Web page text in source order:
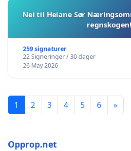
Nei til Heiane Sør
regnskogen!
259 signaturer
22 Signeringer / 30 dager
26 May 2026
1 2 3 4 5 6 »
Opprop.net